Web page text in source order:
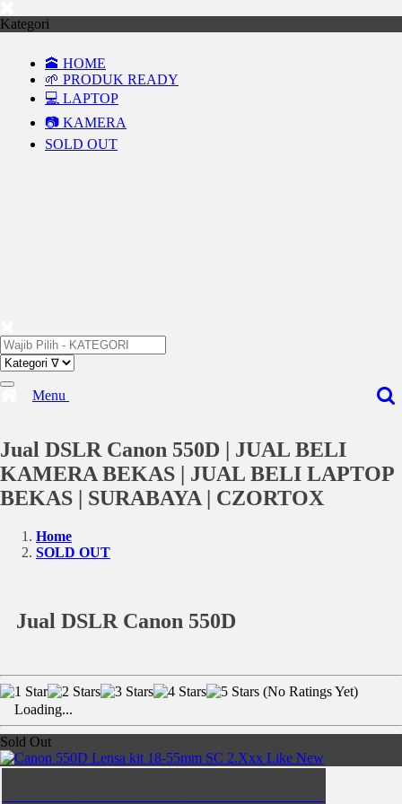
Kategori
🕋 HOME
🌱 PRODUK READY
💻 LAPTOP
📷 KAMERA
SOLD OUT
Menu
Jual DSLR Canon 550D | JUAL BELI
KAMERA BEKAS | JUAL BELI LAPTOP
BEKAS | SURABAYA | CZORTOX
Home
SOLD OUT
Jual DSLR Canon 550D
(No Ratings Yet)
Loading...
Sold Out